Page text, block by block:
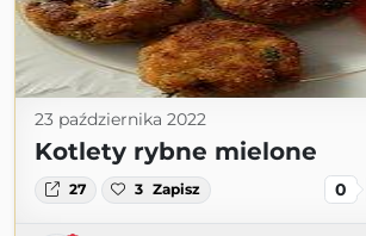
23 października 2022
Kotlety rybne mielone
27 3 Zapisz 0